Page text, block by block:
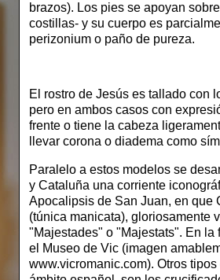
brazos). Los pies se apoyan
costillas- y su cuerpo es
perizonium o paño de pureza.
El rostro de Jesús es tallado con
pero en ambos casos con
frente o tiene la cabeza
llevar corona o diadema como
Paralelo a estos modelos se
y Cataluña una corriente
Apocalipsis de San Juan, en que
(túnica manicata), gloriosamente
"Majestades" o "Majestats". En
el Museo de Vic (imagen
www.vicromanic.com). Otros